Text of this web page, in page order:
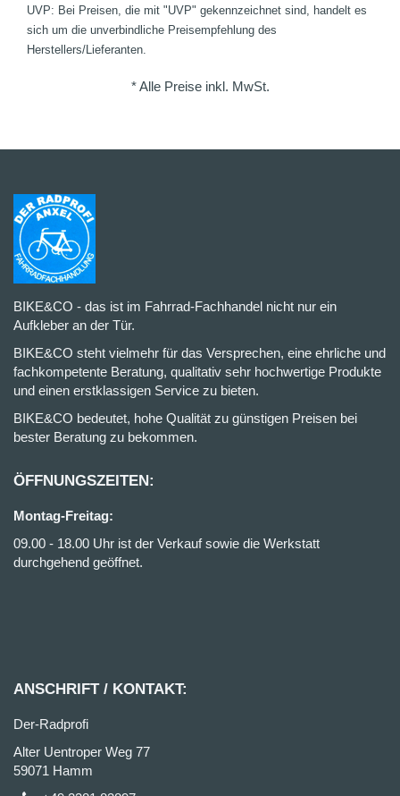
UVP: Bei Preisen, die mit "UVP" gekennzeichnet sind, handelt es
sich um die unverbindliche Preisempfehlung des
Herstellers/Lieferanten.
* Alle Preise inkl. MwSt.
BIKE&CO - das ist im Fahrrad-Fachhandel nicht nur ein
Aufkleber an der Tür.
BIKE&CO steht vielmehr für das Versprechen, eine ehrliche und
fachkompetente Beratung, qualitativ sehr hochwertige Produkte
und einen erstklassigen Service zu bieten.
BIKE&CO bedeutet, hohe Qualität zu günstigen Preisen bei
bester Beratung zu bekommen.
ÖFFNUNGSZEITEN:
Montag-Freitag:
09.00 - 18.00 Uhr ist der Verkauf sowie die Werkstatt
durchgehend geöffnet.
ANSCHRIFT / KONTAKT:
Der-Radprofi
Alter Uentroper Weg 77
59071 Hamm